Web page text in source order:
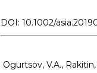
DOI: 10.1002/
Ogurtsov, V.A., Rakitin,